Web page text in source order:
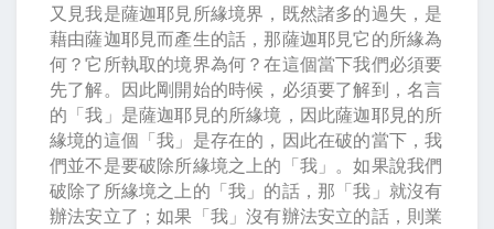
又見我是薩迦耶見所緣境界，既然諸多的過失，是
藉由薩迦耶見而產生的話，那薩迦耶見它的所緣為
何？它所執取的境界為何？在這個當下我們必須要
先了解。因此剛開始的時候，必須要了解到，名言
的「我」是薩迦耶見的所緣境，因此薩迦耶見的所
緣境的這個「我」是存在的，因此在破的當下，我
們並不是要破除所緣境之上的「我」。如果說我們
破除了所緣境之上的「我」的話，那「我」就沒有
辦法安立了；如果「我」沒有辦法安立的話，則業